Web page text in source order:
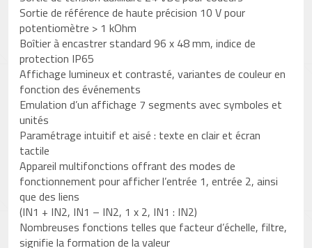
Sortie de référence de haute précision 10 V pour
potentiomètre > 1 kOhm
Boîtier à encastrer standard 96 x 48 mm, indice de
protection IP65
Affichage lumineux et contrasté, variantes de couleur en
fonction des événements
Emulation d’un affichage 7 segments avec symboles et
unités
Paramétrage intuitif et aisé : texte en clair et écran
tactile
Appareil multifonctions offrant des modes de
fonctionnement pour afficher l’entrée 1, entrée 2, ainsi
que des liens
(IN1 + IN2, IN1 – IN2, 1 x 2, IN1 : IN2)
Nombreuses fonctions telles que facteur d’échelle, filtre,
signifie la formation de la valeur